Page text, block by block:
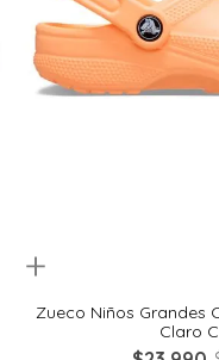
Quickview
Zueco Niños Grandes
Claro